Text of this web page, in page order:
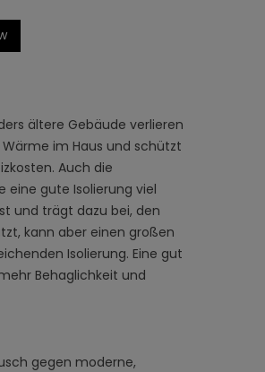
ältere Gebäude verlieren
im Haus und schützt
Auch die
eine gute Isolierung viel
und trägt dazu bei, den
kann aber einen großen
Isolierung. Eine gut
Behaglichkeit und
gegen moderne,